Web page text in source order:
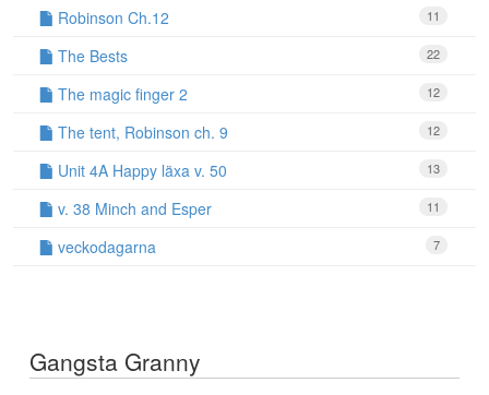
11
Robinson Ch.12
22
The Bests
12
The magic finger 2
12
The tent, Robinson ch. 9
13
Unit 4A Happy läxa v. 50
11
v. 38 Minch and Esper
7
veckodagarna
Gangsta Granny